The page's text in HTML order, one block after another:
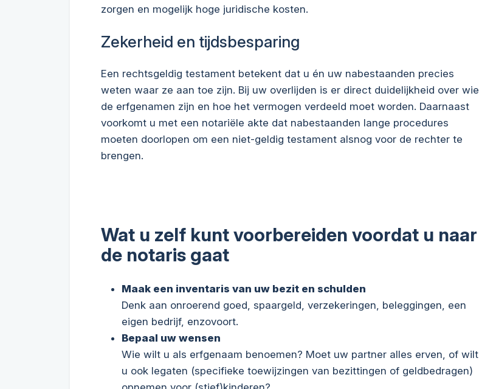
zorgen en mogelijk hoge juridische kosten.
Zekerheid en tijdsbesparing
Een rechtsgeldig testament betekent dat u én uw nabestaanden precies
weten waar ze aan toe zijn. Bij uw overlijden is er direct duidelijkheid over wie
de erfgenamen zijn en hoe het vermogen verdeeld moet worden. Daarnaast
voorkomt u met een notariële akte dat nabestaanden lange procedures
moeten doorlopen om een niet-geldig testament alsnog voor de rechter te
brengen.
Wat u zelf kunt voorbereiden voordat u naar
de notaris gaat
Maak een inventaris van uw bezit en schulden
Denk aan onroerend goed, spaargeld, verzekeringen, beleggingen, een
eigen bedrijf, enzovoort.
Bepaal uw wensen
Wie wilt u als erfgenaam benoemen? Moet uw partner alles erven, of wilt
u ook legaten (specifieke toewijzingen van bezittingen of geldbedragen)